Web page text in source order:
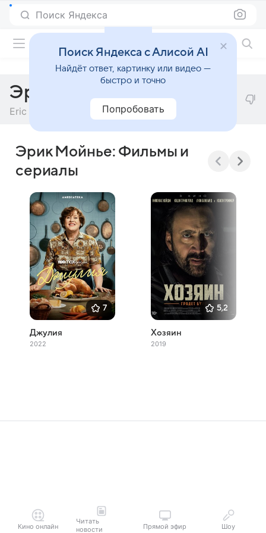
Поиск Яндекса
Эрик Мойнье
Eric Moynier
Эрик Мойнье: Фильмы и
сериалы
7
Джулия
2022
5,2
Хозяин
2019
Кино онлайн
Читать
новости
Прямой эфир Шоу
Поиск Яндекса с Алисой AI
Найдёт ответ, картинку или видео —
быстро и точно
Попробовать